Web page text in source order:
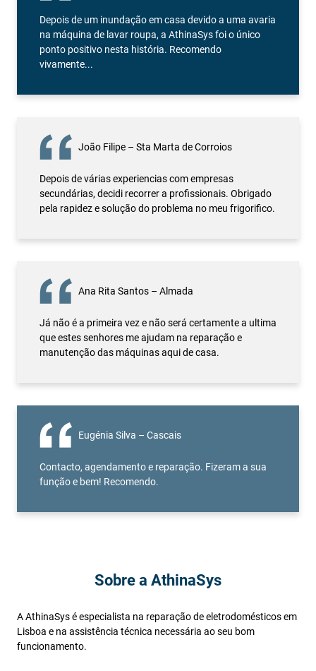
Depois de um inundação em casa devido a uma avaria
na máquina de lavar roupa, a AthinaSys foi o único
ponto positivo nesta história. Recomendo
vivamente...
João Filipe – Sta Marta de Corroios
Depois de várias experiencias com empresas
secundárias, decidi recorrer a profissionais. Obrigado
pela rapidez e solução do problema no meu frigorifico.
Ana Rita Santos – Almada
Já não é a primeira vez e não será certamente a ultima
que estes senhores me ajudam na reparação e
manutenção das máquinas aqui de casa.
Eugénia Silva – Cascais
Contacto, agendamento e reparação. Fizeram a sua
função e bem! Recomendo.
Sobre a AthinaSys
A AthinaSys é especialista na reparação de eletrodomésticos em
Lisboa e na assistência técnica necessária ao seu bom
funcionamento.